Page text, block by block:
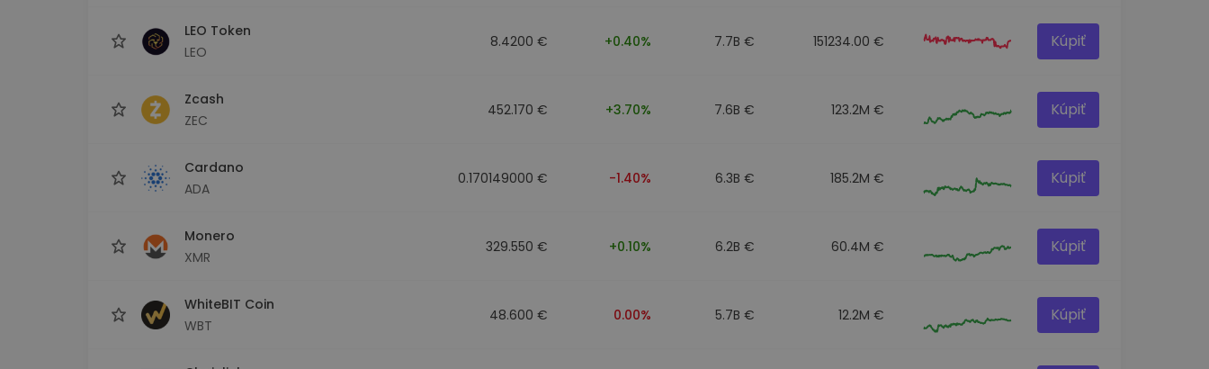
LEO Token
LEO
8.4200 € +0.40% 7.7B € 151234.00 € Kúpiť
Zcash
ZEC
452.170 € +3.70% 7.6B € 123.2M € Kúpiť
Cardano
ADA
0.170149000 € -1.40% 6.3B € 185.2M € Kúpiť
Monero
XMR
329.550 € +0.10% 6.2B € 60.4M € Kúpiť
WhiteBIT Coin
WBT
48.600 € 0.00% 5.7B € 12.2M € Kúpiť